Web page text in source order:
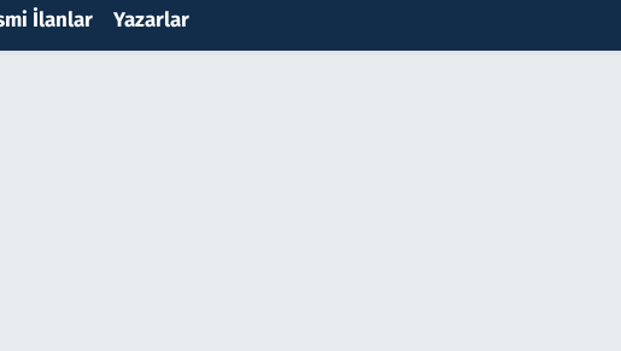
İlanlar Yazarlar